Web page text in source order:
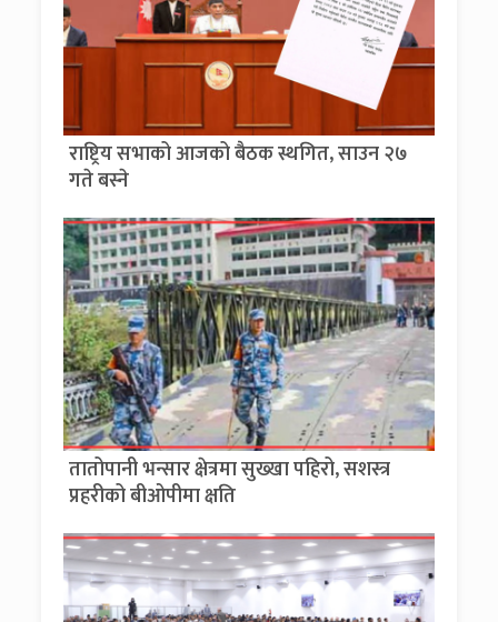
राष्ट्रिय सभाको आजको बैठक स्थगित, साउन २७
गते बस्ने
तातोपानी भन्सार क्षेत्रमा सुख्खा पहिरो, सशस्त्र
प्रहरीको बीओपीमा क्षति